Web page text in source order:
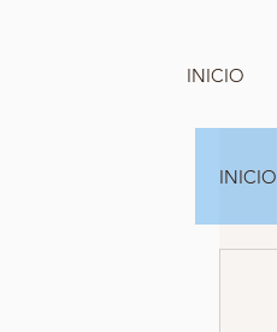
INICIO
INICIO